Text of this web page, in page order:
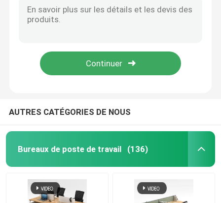
AUTRES CATÉGORIES DE NOUS
Bureaux de poste de travail (136)